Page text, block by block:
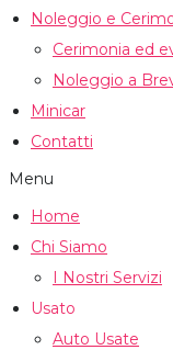
Noleggio e
Cerimonia ed
Noleggio a
Minicar
Contatti
Menu
Home
Chi Siamo
I Nostri Servizi
Usato
Auto Usate